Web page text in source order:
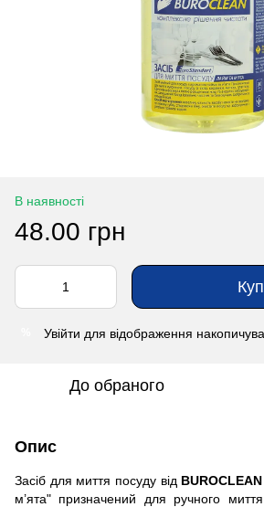
В наявності
48.00 грн
Увійти для відображення
До обраного
Опис
Засіб для миття посуду від BUROCLEAN
м’ята" призначений для ручного